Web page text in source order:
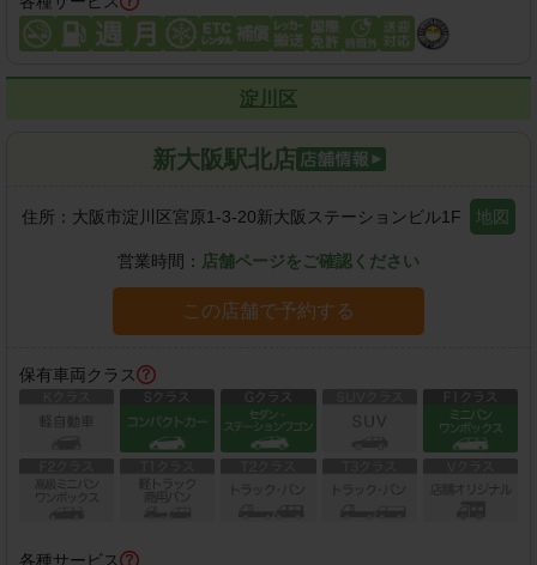
淀川区
新大阪駅北店
住所： 大阪市淀川区宮原1-3-20新大阪ステーションビル1F 地図
営業時間： 店舗ページをご確認ください
この店舗で予約する
保有車両クラス
各種サービス